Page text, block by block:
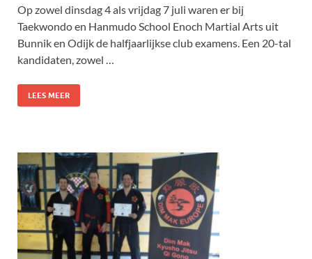
Op zowel dinsdag 4 als vrijdag 7 juli waren er bij
Taekwondo en Hanmudo School Enoch Martial Arts uit
Bunnik en Odijk de halfjaarlijkse club examens. Een 20-tal
kandidaten, zowel …
LEES MEER